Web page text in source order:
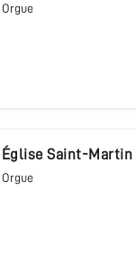
Orgue
église Saint-Martin
Orgue